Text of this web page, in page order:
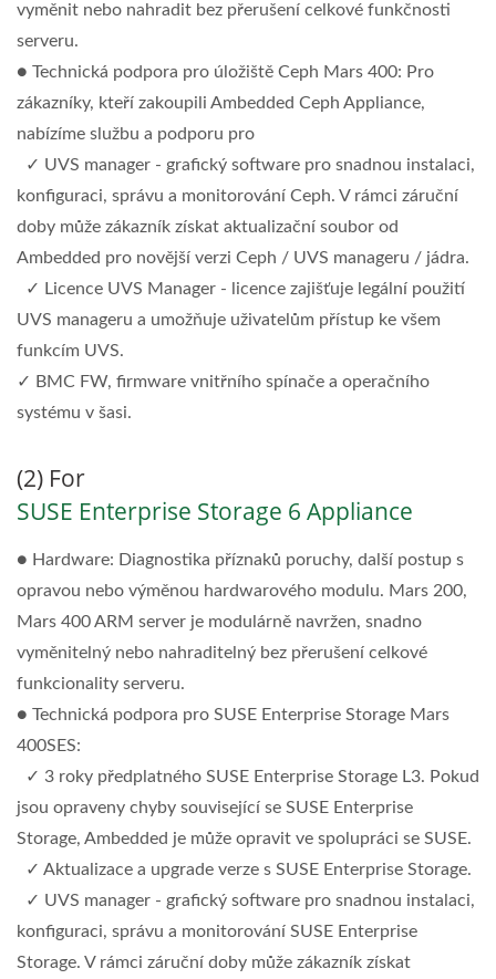
vyměnit nebo nahradit bez přerušení celkové funkčnosti
serveru.
● Technická podpora pro úložiště Ceph Mars 400: Pro
zákazníky, kteří zakoupili Ambedded Ceph Appliance,
nabízíme službu a podporu pro
✓ UVS manager - grafický software pro snadnou instalaci,
konfiguraci, správu a monitorování Ceph. V rámci záruční
doby může zákazník získat aktualizační soubor od
Ambedded pro novější verzi Ceph / UVS manageru / jádra.
✓ Licence UVS Manager - licence zajišťuje legální použití
UVS manageru a umožňuje uživatelům přístup ke všem
funkcím UVS.
✓ BMC FW, firmware vnitřního spínače a operačního
systému v šasi.
(2) For
SUSE Enterprise Storage 6 Appliance
● Hardware: Diagnostika příznaků poruchy, další postup s
opravou nebo výměnou hardwarového modulu. Mars 200,
Mars 400 ARM server je modulárně navržen, snadno
vyměnitelný nebo nahraditelný bez přerušení celkové
funkcionality serveru.
● Technická podpora pro SUSE Enterprise Storage Mars
400SES:
✓ 3 roky předplatného SUSE Enterprise Storage L3. Pokud
jsou opraveny chyby související se SUSE Enterprise
Storage, Ambedded je může opravit ve spolupráci se SUSE.
✓ Aktualizace a upgrade verze s SUSE Enterprise Storage.
✓ UVS manager - grafický software pro snadnou instalaci,
konfiguraci, správu a monitorování SUSE Enterprise
Storage. V rámci záruční doby může zákazník získat